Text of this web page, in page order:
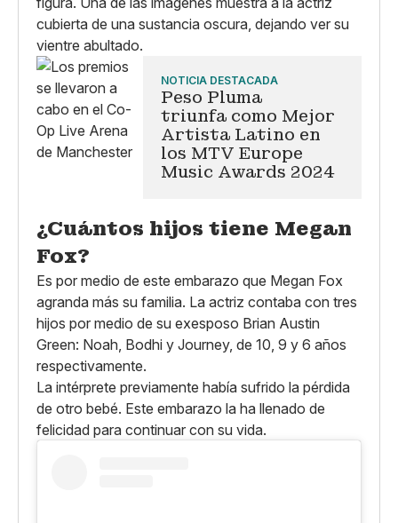
cubierta de una sustancia oscura, dejando ver su
vientre abultado.
NOTICIA DESTACADA
Peso Pluma
triunfa como Mejor
Artista Latino en
los MTV Europe
Music Awards 2024
¿Cuántos hijos tiene Megan
Fox?
Es por medio de este embarazo que Megan Fox
agranda más su familia. La actriz contaba con tres
hijos por medio de su exesposo Brian Austin
Green: Noah, Bodhi y Journey, de 10, 9 y 6 años
respectivamente.
La intérprete previamente había sufrido la pérdida
de otro bebé. Este embarazo la ha llenado de
felicidad para continuar con su vida.